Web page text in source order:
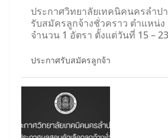
ประกาศวิทยาลัยเทคนิคนครลำปา
รับสมัครลูกจ้างชั่วคราว ตำแหน่ง
จำนวน 1 อัตรา ตั้งแต่วันที่ 15 –
ประกาศรับสมัครลูกจ้า